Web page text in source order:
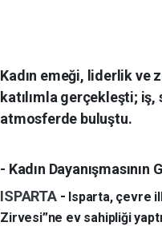
Kadın emeği, liderlik ve
katılımla gerçekleşti; iş,
atmosferde buluştu.
- Kadın Dayanışmasının
ISPARTA - Isparta, çevre
Zirvesi”ne ev sahipliği